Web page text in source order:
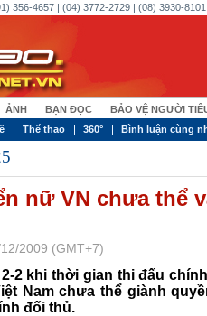
356-4657 | (04) 3772-2729 | (08) 3930-
ẢNH BẠN ĐỌC
BẢO VỆ NGƯỜI
Thể thao 360° Bình luận cùng
nữ VN chưa thể
2009 (GMT+7)
2 khi thời gian thi đấu
Nam chưa thể giành
đối thủ.